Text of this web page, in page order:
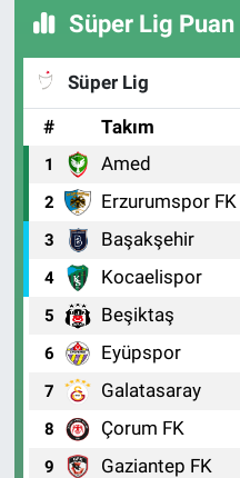
Süper Lig
Süper Lig
#
Takım
1 Amed
2 Erzurumspor FK
3 Başakşehir
4 Kocaelispor
5 Beşiktaş
6 Eyüpspor
7 Galatasaray
8 Çorum FK
9 Gaziantep FK